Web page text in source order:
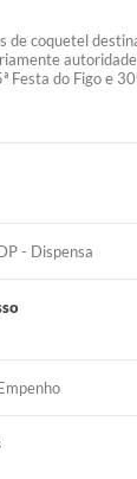
de coquetel
Festa do Figo e
- Dispensa